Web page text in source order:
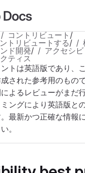
にスキップ
トのホームページに移
コントリビュート /
トリビュートする/
ド開発/ アクセシビ
ティス
トは英語版であり、
された参考用のもの
よるレビューがまだ
ングにより英語版と
最新かつ正確な情報
。